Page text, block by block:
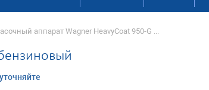
аппарат Wagner HeavyCoat 950-G ...